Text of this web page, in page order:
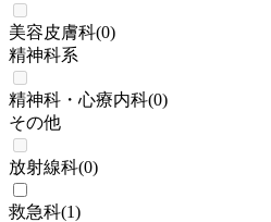
美容皮膚科(0)
精神科系
精神科・心療内科(0)
その他
放射線科(0)
救急科(1)